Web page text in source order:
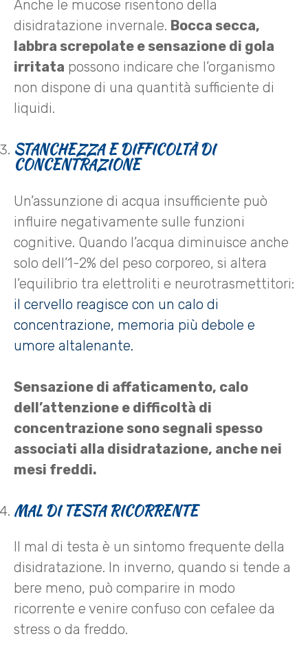
Anche le mucose risentono della
disidratazione invernale. Bocca secca,
labbra screpolate e sensazione di gola
irritata possono indicare che l’organismo
non dispone di una quantità sufficiente di
liquidi.
STANCHEZZA E DIFFICOLTÀ DI
CONCENTRAZIONE
Un’assunzione di acqua insufficiente può
influire negativamente sulle funzioni
cognitive. Quando l’acqua diminuisce anche
solo dell’1-2% del peso corporeo, si altera
l’equilibrio tra elettroliti e neurotrasmettitori:
il cervello reagisce con un calo di
concentrazione, memoria più debole e
umore altalenante.
Sensazione di affaticamento, calo
dell’attenzione e difficoltà di
concentrazione sono segnali spesso
associati alla disidratazione, anche nei
mesi freddi.
MAL DI TESTA RICORRENTE
Il mal di testa è un sintomo frequente della
disidratazione. In inverno, quando si tende a
bere meno, può comparire in modo
ricorrente e venire confuso con cefalee da
stress o da freddo.